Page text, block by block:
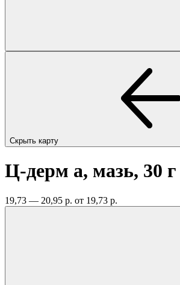
Скрыть карту
Ц-дерм а, мазь, 30 г
19,73 — 20,95 р. от 19,73 р.